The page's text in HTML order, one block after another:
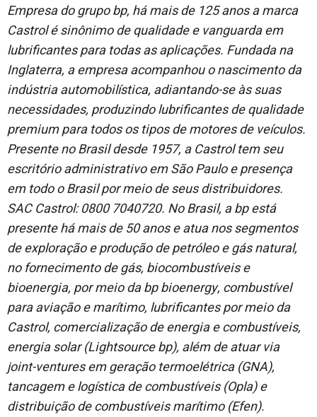
Empresa do grupo bp, há mais de 125 anos a marca
Castrol é sinônimo de qualidade e vanguarda em
lubrificantes para todas as aplicações. Fundada na
Inglaterra, a empresa acompanhou o nascimento da
indústria automobilística, adiantando-se às suas
necessidades, produzindo lubrificantes de qualidade
premium para todos os tipos de motores de veículos.
Presente no Brasil desde 1957, a Castrol tem seu
escritório administrativo em São Paulo e presença
em todo o Brasil por meio de seus distribuidores.
SAC Castrol: 0800 7040720. No Brasil, a bp está
presente há mais de 50 anos e atua nos segmentos
de exploração e produção de petróleo e gás natural,
no fornecimento de gás, biocombustíveis e
bioenergia, por meio da bp bioenergy, combustível
para aviação e marítimo, lubrificantes por meio da
Castrol, comercialização de energia e combustíveis,
energia solar (Lightsource bp), além de atuar via
joint-ventures em geração termoelétrica (GNA),
tancagem e logística de combustíveis (Opla) e
distribuição de combustíveis marítimo (Efen).